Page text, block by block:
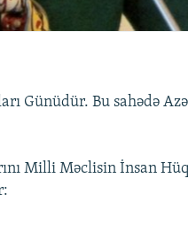
Günüdür. Bu sahədə
Milli Məclisin İnsan